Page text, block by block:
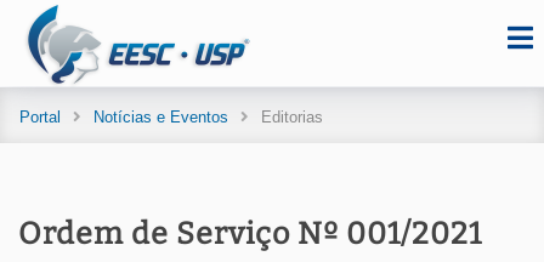
Portal Notícias e Eventos Editorias
Ordem de Serviço Nº 001/2021